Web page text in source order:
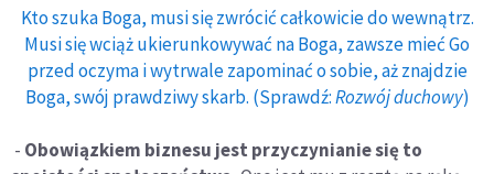
Kto szuka Boga, musi się zwrócić całkowicie do wewnątrz.
Musi się wciąż ukierunkowywać na Boga, zawsze mieć Go
przed oczyma i wytrwale zapominać o sobie, aż znajdzie
Boga, swój prawdziwy skarb. (Sprawdź:Rozwój duchowy)
- Obowiązkiem biznesu jest przyczynianie się to